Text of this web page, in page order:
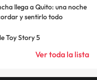
llega a Quito: una noche
y sentirlo todo
Toy Story 5
Ver toda la lista